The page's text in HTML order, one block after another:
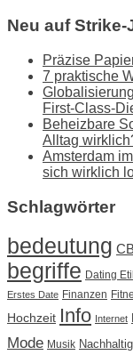
Neu auf
Präzise
7 praktische
First-Class-
Beheizbare
Alltag
Amsterdam
sich wirklich
Schlagwörter
bedeutung
begriffe Dating
Erstes Date Finanzen
Hochzeit Info Internet
Mode Musik